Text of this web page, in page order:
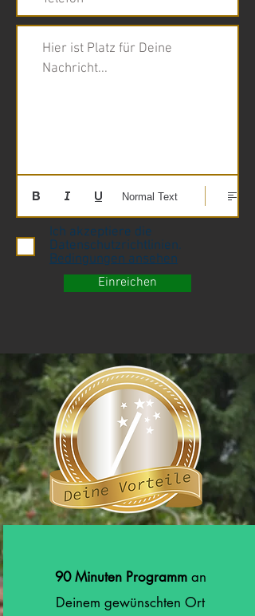
Hier ist Platz für Deine
Nachricht...
Normal Text
Ich akzeptiere die
Datenschutzrichtlinien.
Bedingungen ansehen
Einreichen
90 Minuten Programman
Deinem gewünschten Ort